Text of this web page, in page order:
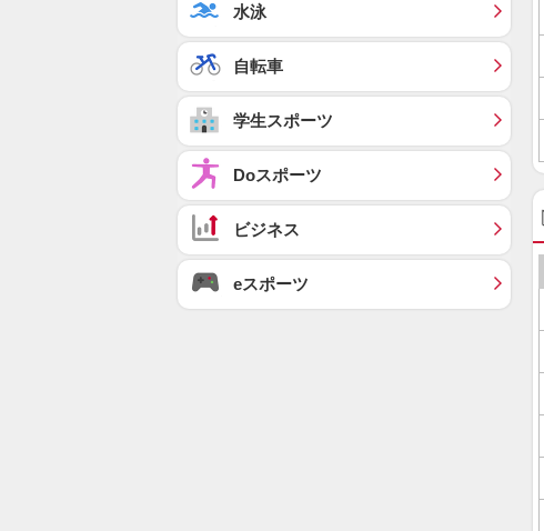
水泳
自転車
学生スポーツ
Doスポーツ
ビジネス
eスポーツ